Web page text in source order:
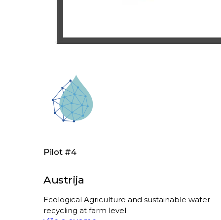
Pilot #4
Austrija
Ecological Agriculture and sustainable water
recycling at farm level